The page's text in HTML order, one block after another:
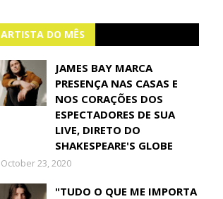
ARTISTA DO MÊS
JAMES BAY MARCA
PRESENÇA NAS CASAS E
NOS CORAÇÕES DOS
ESPECTADORES DE SUA
LIVE, DIRETO DO
SHAKESPEARE'S GLOBE
October 23, 2020
"TUDO O QUE ME IMPORTA